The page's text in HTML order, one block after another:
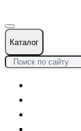
Каталог